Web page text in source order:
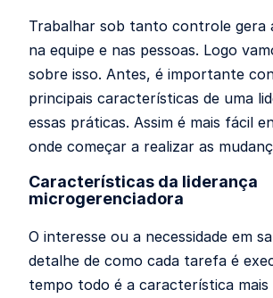
Trabalhar sob tanto controle gera
na equipe e nas pessoas. Logo
sobre isso. Antes, é importante
principais características de uma
essas práticas. Assim é mais fácil
onde começar a realizar as
Características da liderança
microgerenciadora
O interesse ou a necessidade em
detalhe de como cada tarefa é
tempo todo é a característica